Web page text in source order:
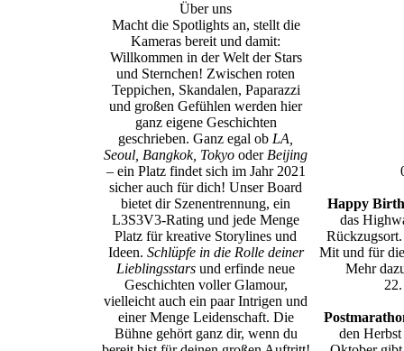
Über uns
Macht die Spotlights an, stellt die
Kameras bereit und damit:
Willkommen in der Welt der Stars
und Sternchen! Zwischen roten
Teppichen, Skandalen, Paparazzi
und großen Gefühlen werden hier
ganz eigene Geschichten
geschrieben. Ganz egal ob LA,
Seoul, Bangkok, Tokyo oder Beijing
– ein Platz findet sich im Jahr 2021
sicher auch für dich! Unser Board
bietet dir Szenentrennung, ein
L3S3V3-Rating und jede Menge
Platz für kreative Storylines und
Ideen. Schlüpfe in die Rolle deiner
Lieblingsstars und erfinde neue
Geschichten voller Glamour,
vielleicht auch ein paar Intrigen und
einer Menge Leidenschaft. Die
Bühne gehört ganz dir, wenn du
Happy
das
Mit und für
Mehr
den